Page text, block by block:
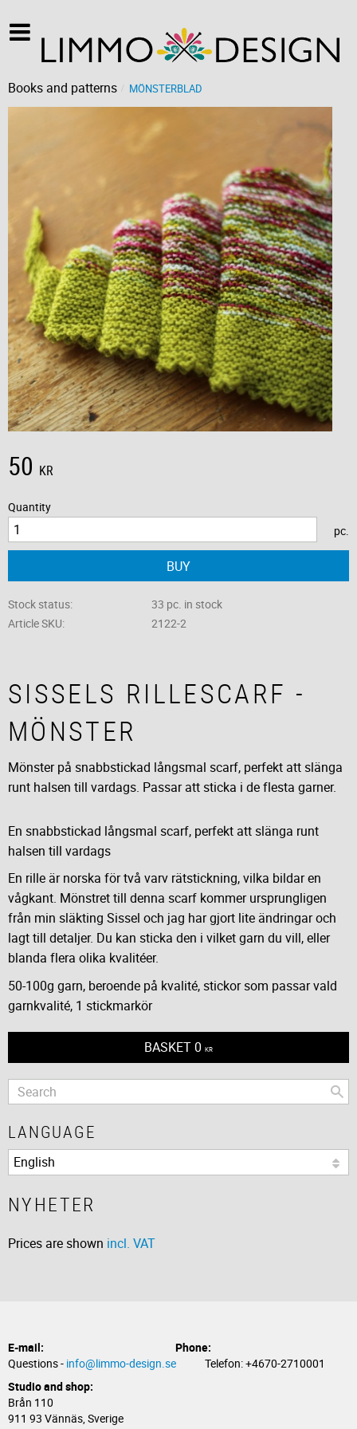
Books and patterns MÖNSTERBLAD
50 KR
Quantity
pc.
BUY
Stock status
33 pc. in stock
Article SKU
2122-2
SISSELS RILLESCARF -
MÖNSTER
Mönster på snabbstickad långsmal scarf, perfekt att slänga
runt halsen till vardags. Passar att sticka i de flesta garner.
En snabbstickad långsmal scarf, perfekt att slänga runt
halsen till vardags
En rille är norska för två varv rätstickning, vilka bildar en
vågkant. Mönstret till denna scarf kommer ursprungligen
från min släkting Sissel och jag har gjort lite ändringar och
lagt till detaljer. Du kan sticka den i vilket garn du vill, eller
blanda flera olika kvalitéer.
50-100g garn, beroende på kvalité, stickor som passar vald
garnkvalité, 1 stickmarkör
BASKET 0 KR
LANGUAGE
NYHETER
Prices are shown incl. VAT
E-mail:
Phone:
Questions - info@limmo-design.se Telefon: +4670-2710001
Studio and shop:
Brån 110
911 93 Vännäs, Sverige